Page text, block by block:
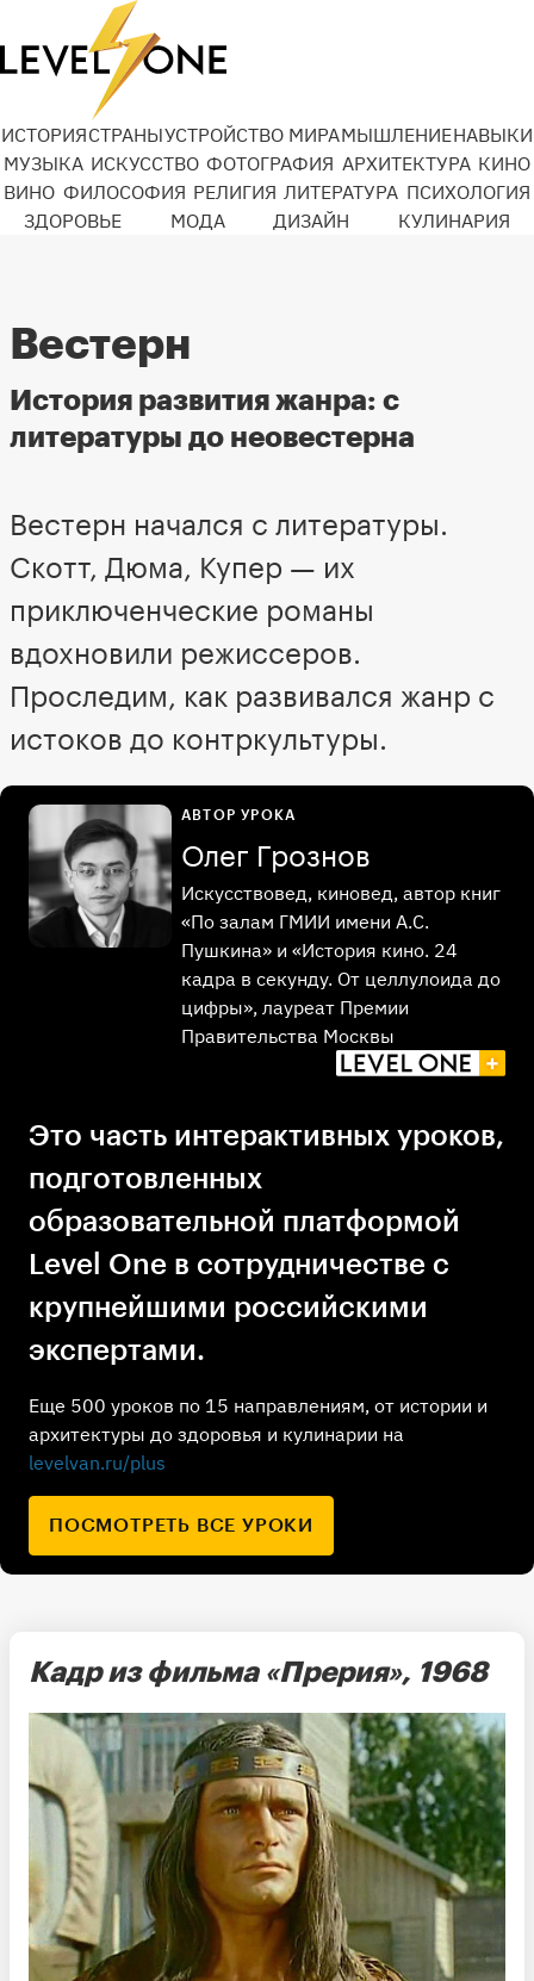
ИСТОРИЯСТРАНЫУСТРОЙСТВО МИРАМЫШЛЕНИЕНАВЫКИ
МУЗЫКА ИСКУССТВО ФОТОГРАФИЯ АРХИТЕКТУРА КИНО
ВИНО ФИЛОСОФИЯ РЕЛИГИЯ ЛИТЕРАТУРА ПСИХОЛОГИЯ
ЗДОРОВЬЕ
МОДА ДИЗАЙН КУЛИНАРИЯ
Вестерн
История развития жанра: с
литературы до неовестерна
Вестерн начался с литературы.
Скотт, Дюма, Купер — их
приключенческие романы
вдохновили режиссеров.
Проследим, как развивался жанр с
истоков до контркультуры.
Это часть интерактивных уроков,
подготовленных
образовательной платформой
Level One в сотрудничестве с
крупнейшими российскими
экспертами.
Еще 500 уроков по 15 направлениям, от истории и
архитектуры до здоровья и кулинарии на
levelvan.ru/plus
ПОСМОТРЕТЬ ВСЕ УРОКИ
АВТОР УРОКА
Олег Грознов
Искусствовед, киновед, автор книг
«По залам ГМИИ имени А.С.
Пушкина» и «История кино. 24
кадра в секунду. От целлулоида до
цифры», лауреат Премии
Правительства Москвы
Кадр из фильма «Прерия», 1968